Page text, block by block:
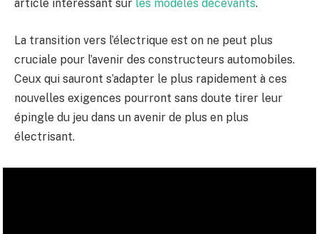
article intéressant sur les modèles décevants.
La transition vers l’électrique est on ne peut plus
cruciale pour l’avenir des constructeurs automobiles.
Ceux qui sauront s’adapter le plus rapidement à ces
nouvelles exigences pourront sans doute tirer leur
épingle du jeu dans un avenir de plus en plus
électrisant.